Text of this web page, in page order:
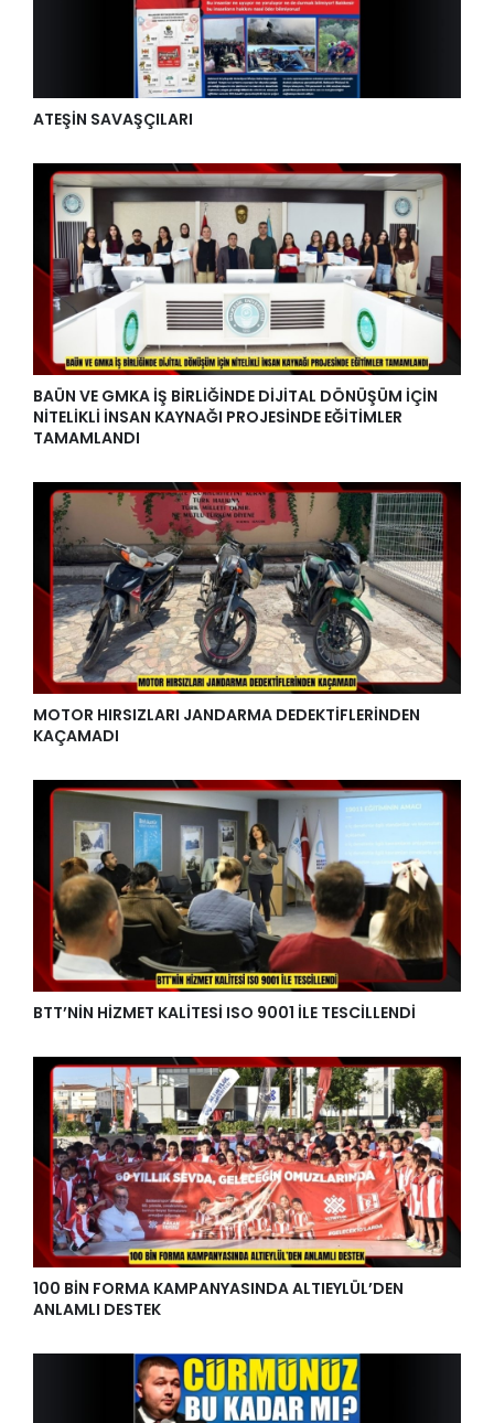
ATEŞİN SAVAŞÇILARI
BAÜN VE GMKA İŞ BİRLİĞİNDE DİJİTAL DÖNÜŞÜM İÇİN
NİTELİKLİ İNSAN KAYNAĞI PROJESİNDE EĞİTİMLER
TAMAMLANDI
MOTOR HIRSIZLARI JANDARMA DEDEKTİFLERİNDEN
KAÇAMADI
BTT’NİN HİZMET KALİTESİ ISO 9001 İLE TESCİLLENDİ
100 BİN FORMA KAMPANYASINDA ALTIEYLÜL’DEN
ANLAMLI DESTEK